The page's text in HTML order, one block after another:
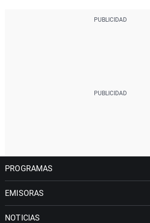
PROGRAMAS
EMISORAS
NOTICIAS